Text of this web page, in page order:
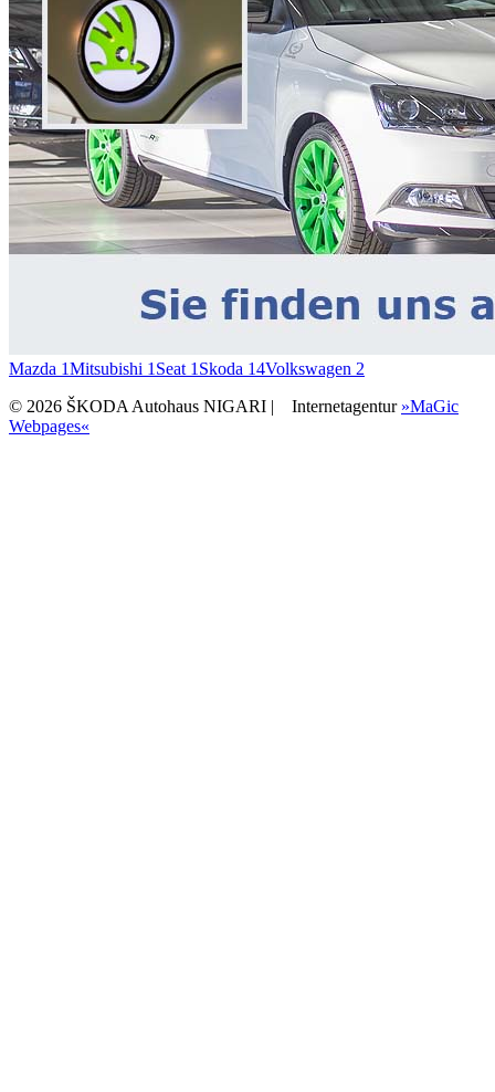
Mazda 1Mitsubishi 1 Seat 1 Skoda 14Volkswagen 2
© 2026 ŠKODA Autohaus NIGARI |
Internetagentur »MaGic
Webpages«